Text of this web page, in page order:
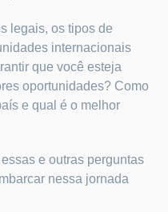
legais, os tipos de
internacionais
que você esteja
oportunidades? Como
e qual é o melhor
e outras perguntas
nessa jornada